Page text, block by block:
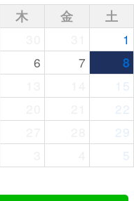
木 金
土
1
6 7
8
15
22
29
5